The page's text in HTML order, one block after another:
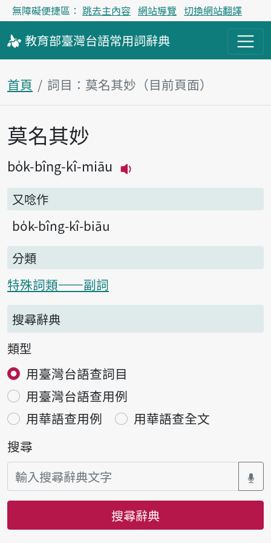
無障礙便捷區： 跳去主內容 網站導覽 切換網站翻譯
教育部臺灣台語常用詞辭典
首頁 詞目：莫名其妙（目前頁面）
主內容區塊
莫名其妙
bo̍k-bîng-kî-miāu
又唸作
bo̍k-bîng-kî-biāu
分類
特殊詞類——副詞
搜尋辭典
類型
用臺灣台語查詞目
用臺灣台語查用例
用華語查用例
用華語查全文
搜尋
搜尋辭典